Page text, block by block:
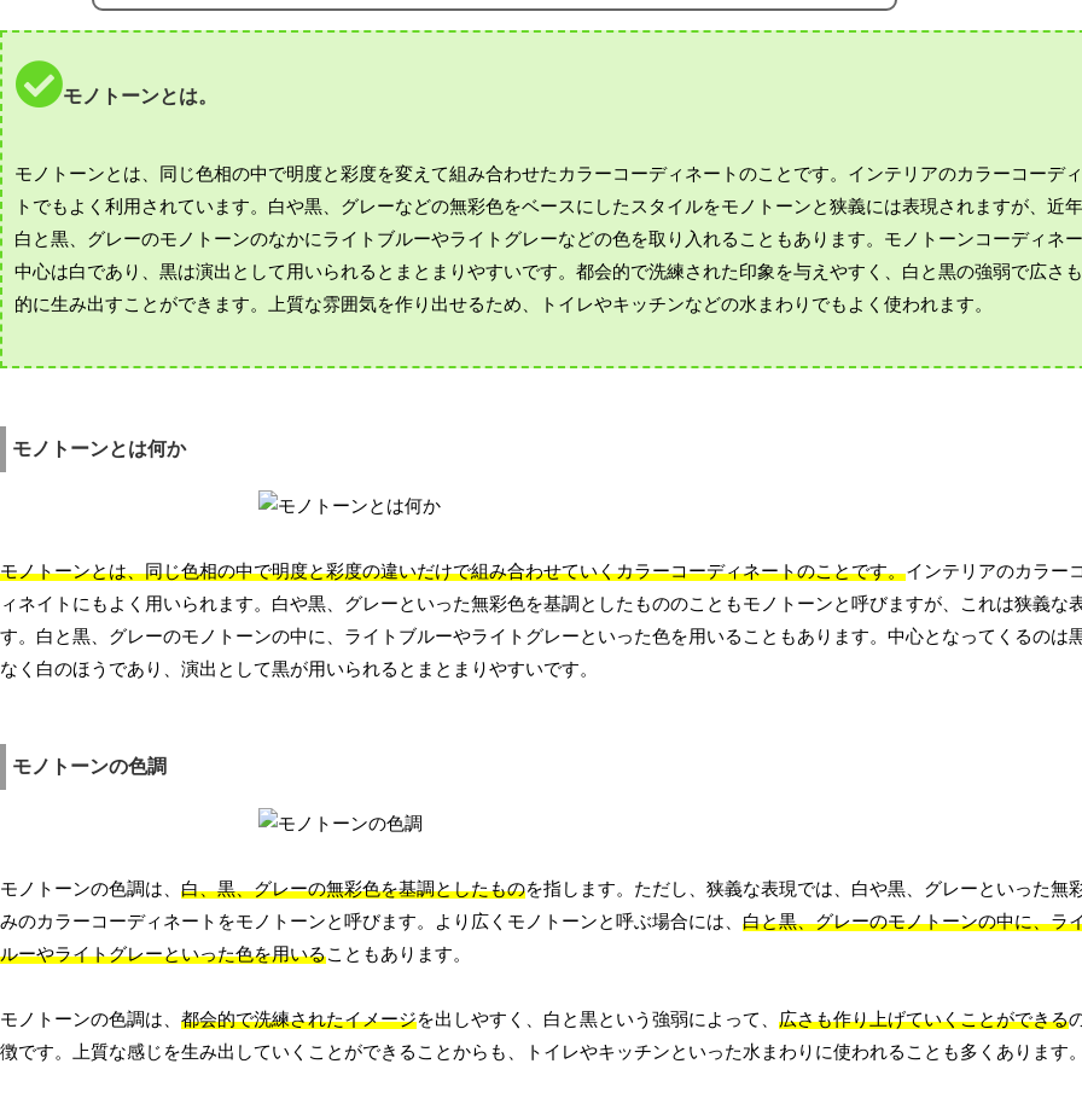
モノトーンとは。
モノトーンとは、同じ色相の中で明度と彩度を変えて組み合わせたカラーコーディネートのことです。インテリアのカラーコーデ
トでもよく利用されています。白や黒、グレーなどの無彩色をベースにしたスタイルをモノトーンと狭義には表現されますが、近
白と黒、グレーのモノトーンのなかにライトブルーやライトグレーなどの色を取り入れることもあります。モノトーンコーディネ
中心は白であり、黒は演出として用いられるとまとまりやすいです。都会的で洗練された印象を与えやすく、白と黒の強弱で広さ
的に生み出すことができます。上質な雰囲気を作り出せるため、トイレやキッチンなどの水まわりでもよく使われます。
モノトーンとは何か
モノトーンとは、同じ色相の中で明度と彩度の違いだけで組み合わせていくカラーコーディネートのことです。インテリアのカラー
ィネイトにもよく用いられます。白や黒、グレーといった無彩色を基調としたもののこともモノトーンと呼びますが、これは狭義な
す。白と黒、グレーのモノトーンの中に、ライトブルーやライトグレーといった色を用いることもあります。中心となってくるのは
なく白のほうであり、演出として黒が用いられるとまとまりやすいです。
モノトーンの色調
モノトーンの色調は、 白、黒、グレーの無彩色を基調としたものを指します。ただし、狭義な表現では、白や黒、グレーといった無
みのカラーコーディネートをモノトーンと呼びます。より広くモノトーンと呼ぶ場合には、 白と黒、グレーのモノトーンの中に、ラ
ルーやライトグレーといった色を用いることもあります。
モノトーンの色調は、 都会的で洗練されたイメージを出しやすく、白と黒という強弱によって、 広さも作り上げていくことができる
徴です。上質な感じを生み出していくことができることからも、トイレやキッチンといった水まわりに使われることも多くあります。